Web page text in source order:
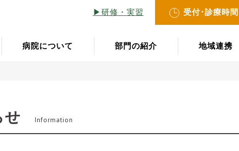
▶︎研修・実習 受付･診療時間
病院について 部門の紹介 地域連携
せ Information